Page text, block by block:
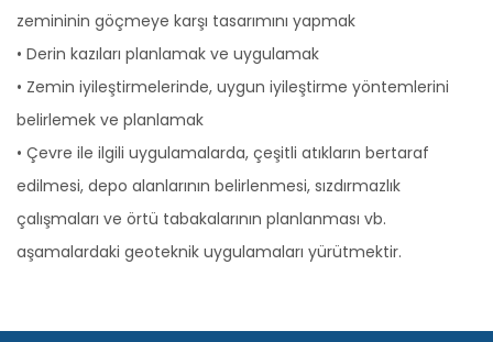
zemininin göçmeye karşı tasarımını yapmak
• Derin kazıları planlamak ve uygulamak
• Zemin iyileştirmelerinde, uygun iyileştirme yöntemlerini
belirlemek ve planlamak
• Çevre ile ilgili uygulamalarda, çeşitli atıkların bertaraf
edilmesi, depo alanlarının belirlenmesi, sızdırmazlık
çalışmaları ve örtü tabakalarının planlanması vb.
aşamalardaki geoteknik uygulamaları yürütmektir.